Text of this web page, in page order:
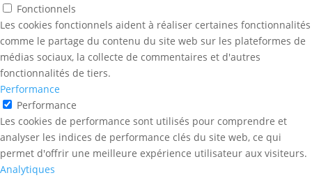
Fonctionnels
Les cookies fonctionnels aident à réaliser certaines fonctionnalités
comme le partage du contenu du site web sur les plateformes de
médias sociaux, la collecte de commentaires et d'autres
fonctionnalités de tiers.
Performance
Performance
Les cookies de performance sont utilisés pour comprendre et
analyser les indices de performance clés du site web, ce qui
permet d'offrir une meilleure expérience utilisateur aux visiteurs.
Analytiques